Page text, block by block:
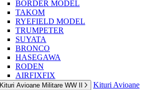
BORDER MODEL
TAKOM
RYEFIELD MODEL
TRUMPETER
SUYATA
BRONCO
HASEGAWA
RODEN
AIRFIXFIX
Kituri Avioane Militare WW II
Kituri Avioane